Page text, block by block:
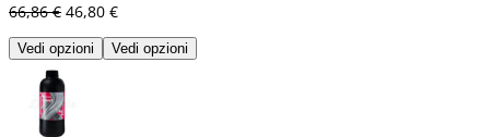
66,86 € 46,80 €
Vedi opzioni Vedi opzioni